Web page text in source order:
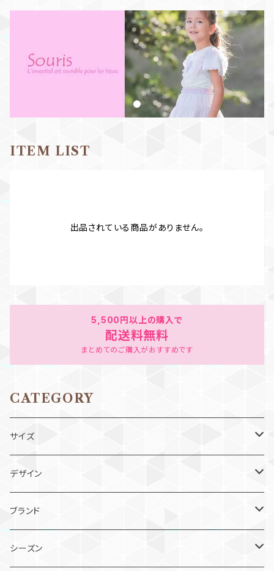
ITEM LIST
出品されている商品がありません。
5,500円以上の購入で
配送料無料
まとめてのご購入がおすすめです
CATEGORY
サイズ
ベビー（80cm以下）
90cm
100cm
デザイン
ワンピース
ジャンスカ
ブランド
スーリー
シーズン